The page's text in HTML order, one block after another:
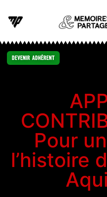
Devenir Adhérent
Pour
l’histoire